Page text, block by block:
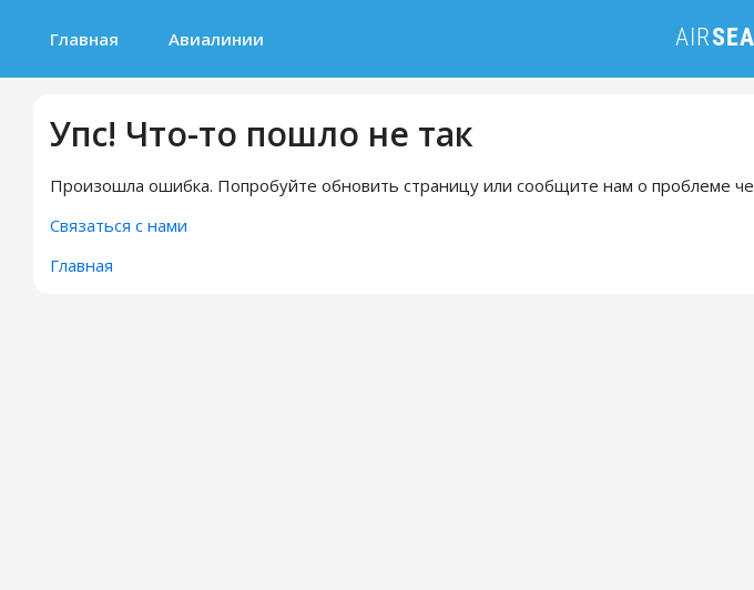
Главная Авиалинии
Упс! Что-то пошло не так
Произошла ошибка. Попробуйте обновить страницу или сообщите нам о проблеме
Связаться с нами
Главная